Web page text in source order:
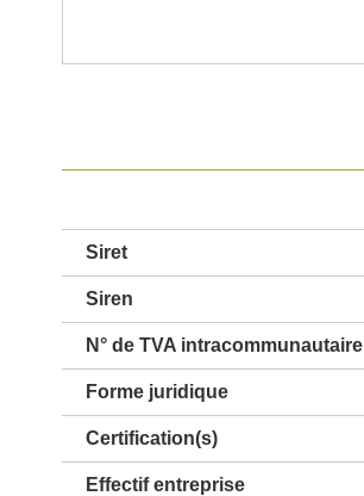
Siret
Siren
N° de TVA intracommunautaire
Forme juridique
Certification(s)
Effectif entreprise